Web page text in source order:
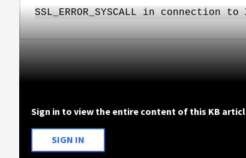
SSL_ERROR_SYSCALL in connection to
Sign in to view the entire content of this KB
SIGN IN